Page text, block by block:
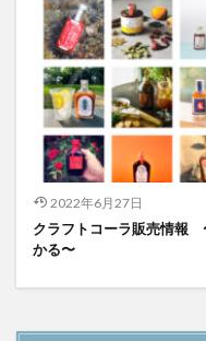
2022年6月27日
クラフトコーラ販売情報
かる〜